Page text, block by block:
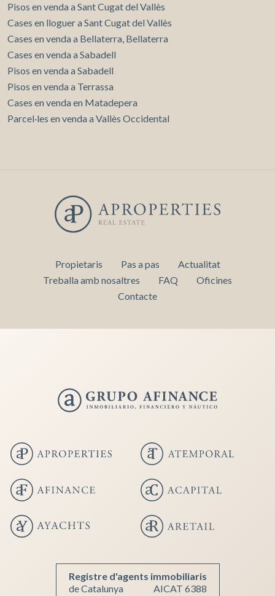
Pisos en venda a Sant Cugat del Vallès
Cases en lloguer a Sant Cugat del Vallès
Cases en venda a Bellaterra, Bellaterra
Cases en venda a Sabadell
Pisos en venda a Sabadell
Pisos en venda a Terrassa
Cases en venda en Matadepera
Parcel·les en venda a Vallès Occidental
Propietaris Pas a pas
Actualitat
Treballa amb nosaltres
FAQ
Oficines
Contacte
Registre d'agents immobiliaris
de Catalunya
AICAT 6388